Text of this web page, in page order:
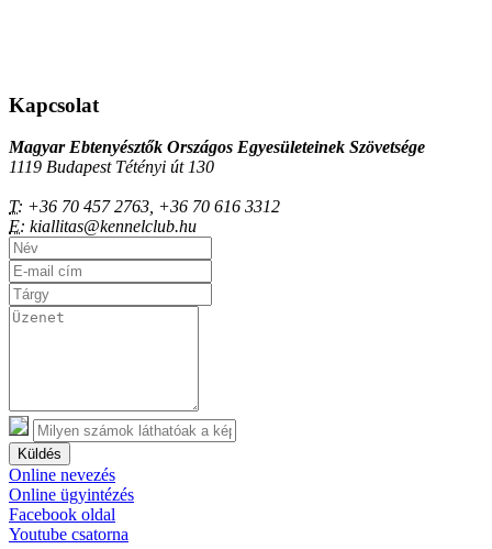
Kapcsolat
Magyar Ebtenyésztők Országos Egyesületeinek Szövetsége
1119 Budapest Tétényi út 130
T: +36 70 457 2763, +36 70 616 3312
E: kiallitas@kennelclub.hu
Küldés
Online nevezés
Online ügyintézés
Facebook oldal
Youtube csatorna